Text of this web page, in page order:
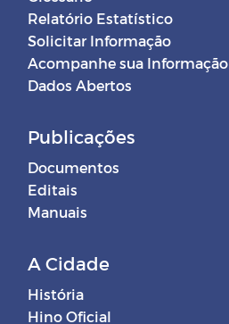
Relatório Estatístico
Solicitar Informação
Acompanhe sua Informação
Dados Abertos
Publicações
Documentos
Editais
Manuais
A Cidade
História
Hino Oficial